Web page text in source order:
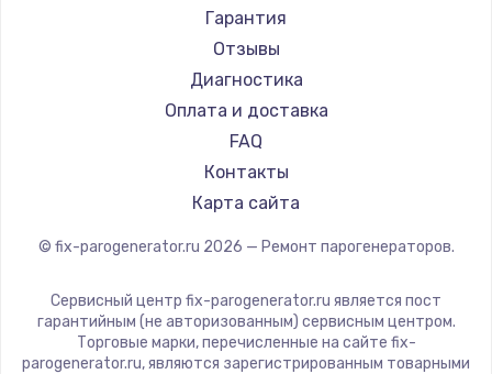
Chayka
Beko
Vivitek
RED solution
Гарантия
Отзывы
Диагностика
Оплата и доставка
FAQ
Контакты
Карта сайта
© fix-parogenerator.ru 2026 — Ремонт парогенераторов.
Сервисный центр fix-parogenerator.ru является пост
гарантийным (не авторизованным) сервисным центром.
Торговые марки, перечисленные на сайте fix-
parogenerator.ru, являются зарегистрированным товарными